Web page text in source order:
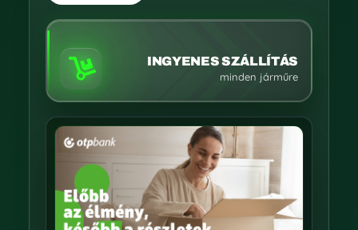
 INGYENES SZÁLLÍTÁS
minden járműre